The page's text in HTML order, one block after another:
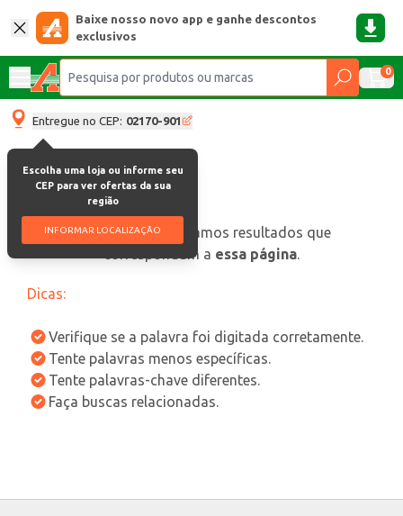
Baixe nosso novo app e ganhe descontos
exclusivos
0
Entregue no CEP: 02170-901
Escolha uma loja ou informe seu
CEP para ver ofertas da sua
região
INFORMAR LOCALIZAÇÃO
oops, não encontramos resultados que
correspondam a essa página.
Dicas:
Verifique se a palavra foi digitada corretamente.
Tente palavras menos específicas.
Tente palavras-chave diferentes.
Faça buscas relacionadas.